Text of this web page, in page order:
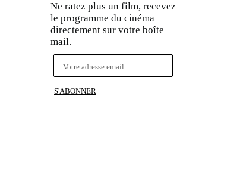
Ne ratez plus un film, recevez
le programme du cinéma
directement sur votre boîte
mail.